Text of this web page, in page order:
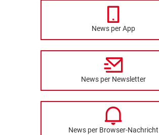
News per App
News per Newsletter
News per Browser-Nachricht